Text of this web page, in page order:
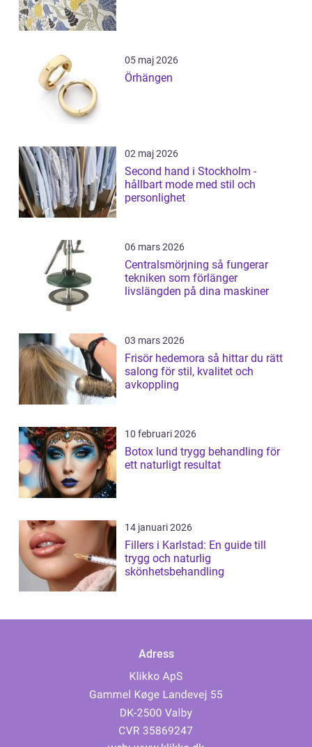
05 maj 2026
Örhängen
02 maj 2026
Second hand i Stockholm -
hållbart mode med stil och
personlighet
06 mars 2026
Centralsmörjning så fungerar
tekniken som förlänger
livslängden på dina maskiner
03 mars 2026
Frisör hedemora så hittar du rätt
salong för stil, kvalitet och
avkoppling
10 februari 2026
Botox lund trygg behandling för
ett naturligt resultat
14 januari 2026
Fillers i Karlstad: En guide till
trygg och naturlig
skönhetsbehandling
Adress